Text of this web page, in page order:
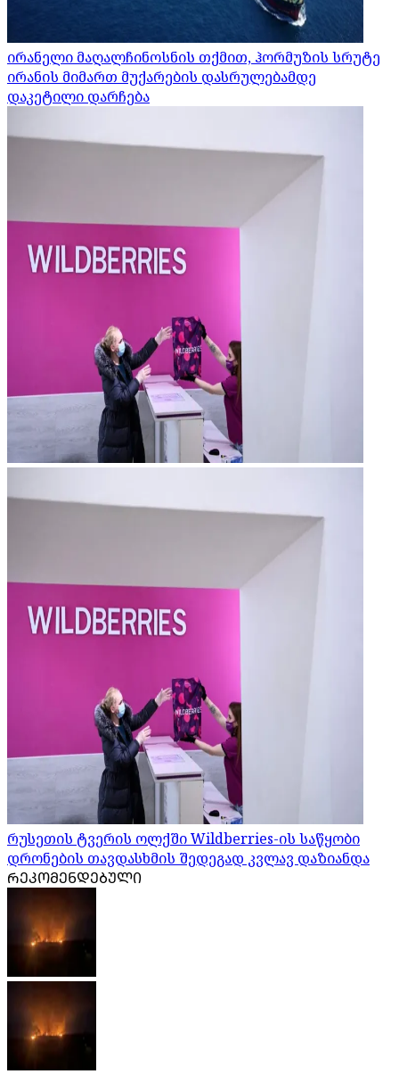
ირანელი მაღალჩინოსნის თქმით, ჰორმუზის სრუტე
ირანის მიმართ მუქარების დასრულებამდე
დაკეტილი დარჩება
რუსეთის ტვერის ოლქში Wildberries-ის საწყობი
დრონების თავდასხმის შედეგად კვლავ დაზიანდა
ᲠᲔᲙᲝᲛᲔᲜᲓᲔᲑᲣᲚᲘ